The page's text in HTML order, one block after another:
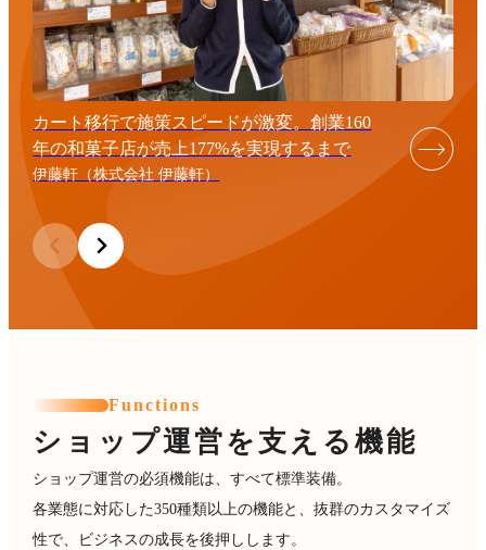
カート移行で施策スピードが激変。創業160
年の和菓子店が売上177%を実現するまで
伊藤軒（株式会社 伊藤軒）
Functions
ショップ運営を支える機能
ショップ運営の必須機能は、すべて標準装備。
各業態に対応した350種類以上の機能と、抜群のカスタマイズ
性で、ビジネスの成長を後押しします。